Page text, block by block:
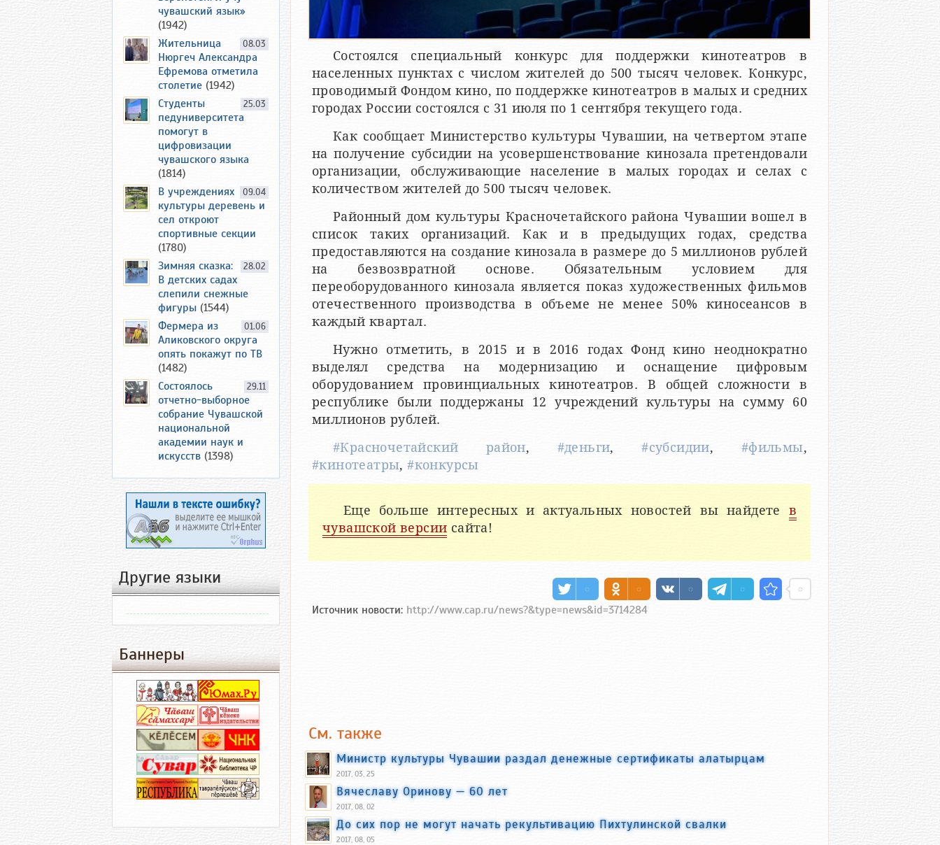
Состоялся специальный конкурс для поддержки кинотеатров в
населенных пунктах с числом жителей до 500 тысяч человек. Конкурс,
проводимый Фондом кино, по поддержке кинотеатров в малых и средних
городах России состоялся с 31 июля по 1 сентября текущего года.
Как сообщает Министерство культуры Чувашии, на четвертом этапе
на получение субсидии на усовершенствование кинозала претендовали
организации, обслуживающие население в малых городах и селах с
количеством жителей до 500 тысяч человек.
Районный дом культуры Красночетайского района Чувашии вошел в
список таких организаций. Как и в предыдущих годах, средства
предоставляются на создание кинозала в размере до 5 миллионов рублей
на безвозвратной основе. Обязательным условием для
переоборудованного кинозала является показ художественных фильмов
отечественного производства в объеме не менее 50% киносеансов в
каждый квартал.
Нужно отметить, в 2015 и в 2016 годах Фонд кино неоднократно
выделял средства на модернизацию и оснащение цифровым
оборудованием провинциальных кинотеатров. В общей сложности в
республике были поддержаны 12 учреждений культуры на сумму 60
миллионов рублей.
#Красночетайский район, #деньги,#субсидии, #фильмы,
#кинотеатры,#конкурсы
Еще больше интересных и актуальных новостей вы найдете в
чувашской версии сайта!
Источник новости: http://www.cap.ru/news?&type=news&id=3714284
См. также
Министр культуры Чувашии раздал денежные сертификаты алатырцам
2017, 03, 25
Вячеславу Оринову — 60 лет
2017, 08, 02
До сих пор не могут начать рекультивацию Пихтулинской свалки
2017, 08, 05
чувашский язык»
(1942)
08.03
Жительница
Нюргеч Александра
Ефремова отметила
столетие (1942)
25.03
Студенты
педуниверситета
помогут в
цифровизации
чувашского языка
(1814)
09.04
В учреждениях
культуры деревень и
сел откроют
спортивные секции
(1780)
28.02
Зимняя сказка:
В детских садах
слепили снежные
фигуры (1544)
01.06
Фермера из
Аликовского округа
опять покажут по ТВ
(1482)
29.11
Состоялось
отчетно-выборное
собрание Чувашской
национальной
академии наук и
искусств (1398)
Другие языки
Баннеры